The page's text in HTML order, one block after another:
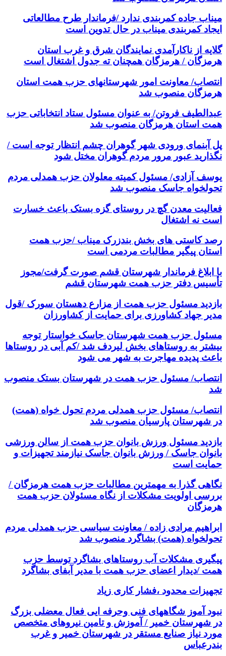
میناب جاده کمربندی ندارد /فرماندار طرح مطالعاتی
ایجاد کمربندی میناب در حال تدوین است
گلایه از ناکارآمدی نمایندگان شرق و غرب استان
هرمزگان / هرمزگان همچنان ته جدول اشتغال است
انتصاب/ معاونت امور شهرستانهای حزب همت استان
هرمزگان منصوب شد
عبدالطیف فروتن/ به عنوان مسئول ستاد انتخاباتی حزب
همت استان هرمزگان منصوب شد
پل آبنمای ورودی شهر گوهران چشم انتظار توجه است /
نگذارید عبور مرور مردم گوهران مختل شود
یوسف آزادی/ مسئول کمیته معلولان حزب همدلی مردم
تحولخواه جاسک منصوب شد
فعالیت معدن گچ در روستای گزه بستک باعث خسارت
است نه اشتغال
رصد کاستی های بخش بندزرک میناب /حزب همت
استان پیگیر مطالبات مردمی است
با ابلاغ فرماندار شهرستان قشم صورت گرفت/مجوز
تأسیس دفتر حزب همت شهرستان قشم
بازدید مسئول حزب همت از مزارع دهستان سورک /قول
مدیر جهاد کشاورزی برای حمایت از کشاورزان
مسئول حزب همت شهرستان جاسک خواستار توجه
بیشتر به روستاهای بخش لیردف شد /کم آبی در روستاها
باعث پدیده مهاجرت به شهر می شود
انتصاب/ مسئول حزب همت در شهرستان بستک منصوب
شد
انتصاب/ مسئول حزب همدلی مردم تحول خواه (همت)
در شهرستان پارسیان منصوب شد
بازدید مسئول ورزش بانوان حزب همت از سالن ورزشی
بانوان جاسک / ورزش بانوان جاسک نیازمند تجهیزات و
حمایت است
نگاهی گذرا به مهمترین مطالبات حزب همت هرمزگان /
بررسی اولویت مشکلات از نگاه مسئولان حزب همت
هرمزگان
ابراهیم مرادی زاده / معاونت سیاسی حزب همدلی مردم
تحولخواه (همت) بشاگرد منصوب شد
پیگیری مشکلات آب روستاهای بشاگرد توسط حزب
همت /دیدار اعضای حزب همت با مدیر آبفای بشاگرد
تجهیزات محدود ،فشار کاری زیاد
نبود آموز شگاههای فنی وحرفه ایی فعال معضلی بزرگ
در شهرستان خمیر / آموزش و تامین نیروهای متخصص
مورد نیاز صنایع مستقر در شهرستان خمیر و غرب
بندرعباس